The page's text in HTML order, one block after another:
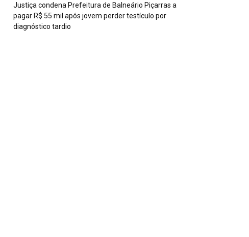
Justiça condena Prefeitura de Balneário Piçarras a
pagar R$ 55 mil após jovem perder testículo por
diagnóstico tardio